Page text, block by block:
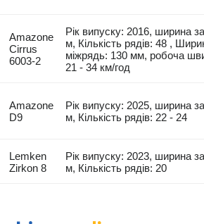
Amazone
Cirrus
6003-2
Рік випуску: 2016, ширина
м, Кількість рядів: 48 ,
міжрядь: 130 мм, робоча
21 - 34 км/год
Amazone
D9
Рік випуску: 2025, ширина
м, Кількість рядів: 22 - 24
Lemken
Zirkon 8
Рік випуску: 2023, ширина
м, Кількість рядів: 20